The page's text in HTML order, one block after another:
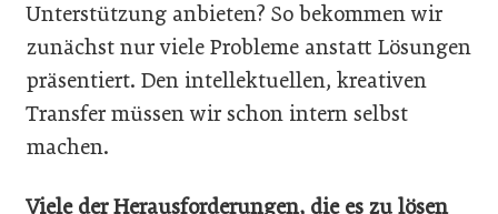
Unterstützung anbieten? So bekommen wir
zunächst nur viele Probleme anstatt Lösungen
präsentiert. Den intellektuellen, kreativen
Transfer müssen wir schon intern selbst
machen.
Viele der Herausforderungen, die es zu lösen